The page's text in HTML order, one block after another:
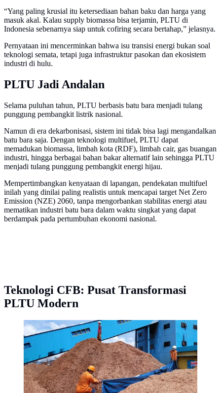
“Yang paling krusial itu ketersediaan bahan baku dan harga yang
masuk akal. Kalau supply biomassa bisa terjamin, PLTU di
Indonesia sebenarnya siap untuk cofiring secara bertahap,” jelasnya.
Pernyataan ini mencerminkan bahwa isu transisi energi bukan soal
teknologi semata, tetapi juga infrastruktur pasokan dan ekosistem
industri di hulu.
PLTU Jadi Andalan
Selama puluhan tahun, PLTU berbasis batu bara menjadi tulang
punggung pembangkit listrik nasional.
Namun di era dekarbonisasi, sistem ini tidak bisa lagi mengandalkan
batu bara saja. Dengan teknologi multifuel, PLTU dapat
memadukan biomassa, limbah kota (RDF), limbah cair, gas buangan
industri, hingga berbagai bahan bakar alternatif lain sehingga PLTU
menjadi tulang punggung pembangkit energi hijau.
Mempertimbangkan kenyataan di lapangan, pendekatan multifuel
inilah yang dinilai paling realistis untuk mencapai target Net Zero
Emission (NZE) 2060, tanpa mengorbankan stabilitas energi atau
mematikan industri batu bara dalam waktu singkat yang dapat
berdampak pada pertumbuhan ekonomi nasional.
Teknologi CFB: Pusat Transformasi
PLTU Modern
PLN berhasil melakukan uji coba penggunaan 75
persen biomassa Woodchips (kepingan kayu) untuk
bahan bakar pengganti batu bara (cofiring) di PLTU
Bolok dengan kapasitas 2x16,5 Megawatt (MW) di
Kupang, Nusa Tenggara Timur (NTT). (Dok PLN)